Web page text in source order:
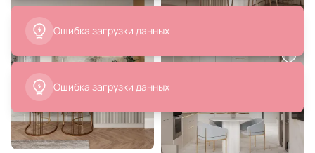
Zaira / Заира 2097/01/02P